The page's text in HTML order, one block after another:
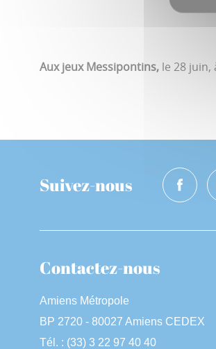
Aux jeux Messipontins, le 28 juin,
Suivez-nous
Contactez-nous
Amiens Métropole
BP 2720 - 80027 Amiens CEDEX
Tél. : (33) 3 22 97 40 40